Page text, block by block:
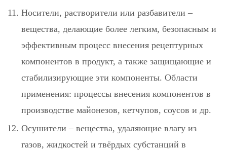
Носители, растворители или разбавители –
вещества, делающие более легким, безопасным и
эффективным процесс внесения рецептурных
компонентов в продукт, а также защищающие и
стабилизирующие эти компоненты. Области
применения: процессы внесения компонентов в
производстве майонезов, кетчупов, соусов и др.
Осушители – вещества, удаляющие влагу из
газов, жидкостей и твёрдых субстанций в